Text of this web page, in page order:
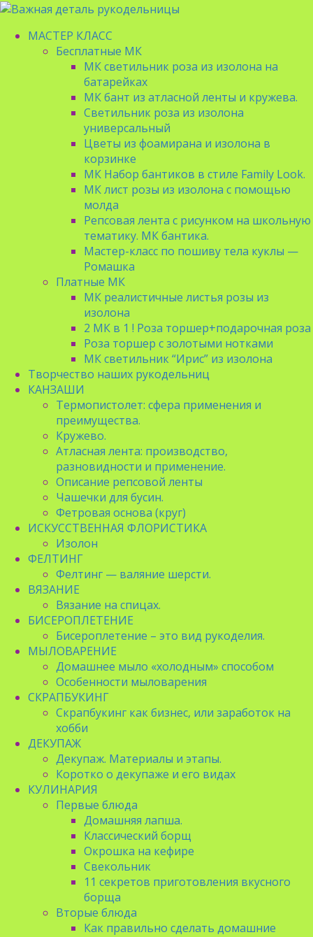
МАСТЕР КЛАСС
Бесплатные МК
МК светильник роза из изолона на
батарейках
МК бант из атласной ленты и кружева.
Светильник роза из изолона
универсальный
Цветы из фоамирана и изолона в
корзинке
МК Набор бантиков в стиле Family Look.
МК лист розы из изолона с помощью
молда
Репсовая лента с рисунком на школьную
тематику. МК бантика.
Мастер-класс по пошиву тела куклы —
Ромашка
Платные МК
МК реалистичные листья розы из
изолона
2 МК в 1 ! Роза торшер+подарочная роза
Роза торшер с золотыми нотками
МК светильник “Ирис” из изолона
Творчество наших рукодельниц
КАНЗАШИ
Термопистолет: сфера применения и
преимущества.
Кружево.
Атласная лента: производство,
разновидности и применение.
Описание репсовой ленты
Чашечки для бусин.
Фетровая основа (круг)
ИСКУССТВЕННАЯ ФЛОРИСТИКА
Изолон
ФЕЛТИНГ
Фелтинг — валяние шерсти.
ВЯЗАНИЕ
Вязание на спицах.
БИСЕРОПЛЕТЕНИЕ
Бисероплетение – это вид рукоделия.
МЫЛОВАРЕНИЕ
Домашнее мыло «холодным» способом
Особенности мыловарения
СКРАПБУКИНГ
Скрапбукинг как бизнес, или заработок на
хобби
ДЕКУПАЖ
Декупаж. Материалы и этапы.
Коротко о декупаже и его видах
КУЛИНАРИЯ
Первые блюда
Домашняя лапша.
Классический борщ
Окрошка на кефире
Свекольник
11 секретов приготовления вкусного
борща
Вторые блюда
Как правильно сделать домашние